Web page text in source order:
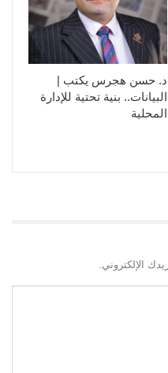
د. حسن هجرس يكتب |
البيانات.. بنية تحتية للإدارة
المحلية
الإلكتروني.